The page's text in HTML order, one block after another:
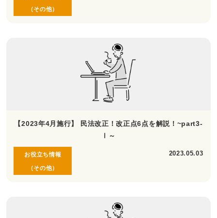
（その他）
【2023年4月施行】 民法改正！改正点6点を解説！~part3-
Ⅰ～
お役立ち情報
（その他）
2023.05.03